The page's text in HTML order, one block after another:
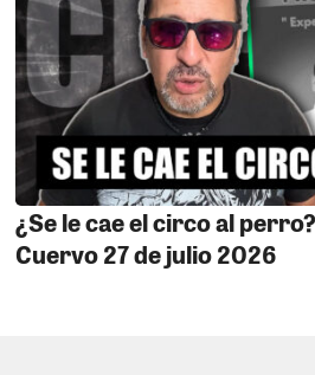
¿Se le cae el circo al
Cuervo 27 de julio 2026